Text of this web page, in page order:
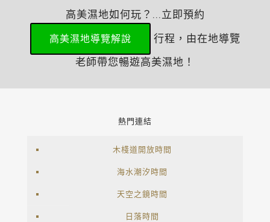
高美濕地如何玩？...立即預約
高美濕地導覽解說
行程，由在地導覽
老師帶您暢遊高美濕地！
熱門連結
木棧道開放時間
海水潮汐時間
天空之鏡時間
日落時間